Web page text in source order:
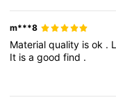
m***8
Materialquality isok .
It isagoodfind .